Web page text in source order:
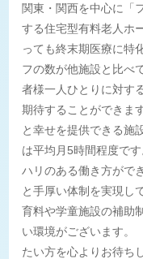
関東・関西を中心に「
する住宅型有料老人ホ
っても終末期医療に特
フの数が他施設と比べ
者様一人ひとりに対す
期待することができま
と幸せを提供できる施
は平均月5時間程度で
ハリのある働き方がで
と手厚い体制を実現し
育料や学童施設の補助
い環境がございます。
たい方を心よりお待ち